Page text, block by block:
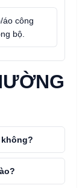
áo công
bộ.